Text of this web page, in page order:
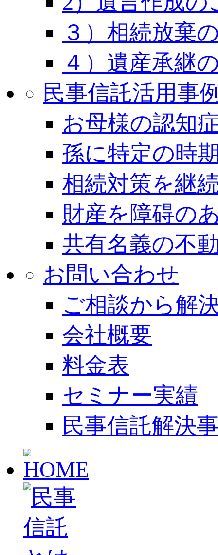
３）相続放棄
４）遺産承継
民事信託活用事
お母様の認知
孫に特定の時
相続対策を継
財産を障碍の
共有名義の不
お問い合わせ
ご相談から解
会社概要
料金表
セミナー実績
民事信託解決